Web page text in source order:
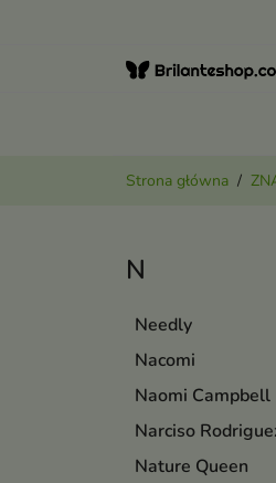
Strona główna
N
Needly
Nacomi
Naomi Campbell
Narciso
Nature Queen